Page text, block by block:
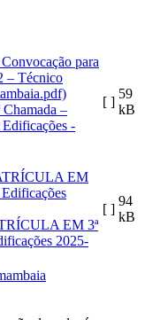
–
Edificações -
[ ]
59
kB
EM 3ª
2025-
[ ]
94
kB